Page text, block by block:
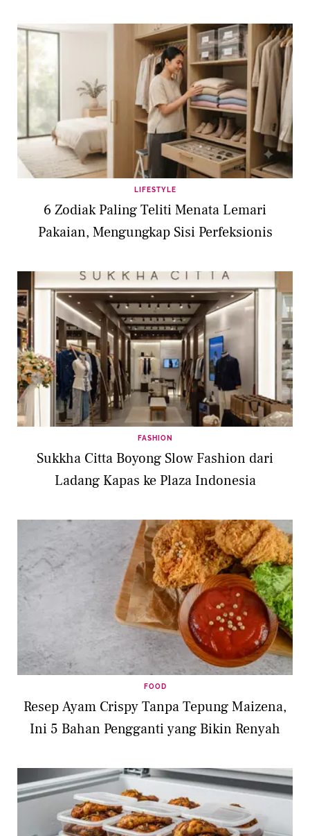
LIFESTYLE
6 Zodiak Paling Teliti Menata Lemari
Pakaian, Mengungkap Sisi Perfeksionis
FASHION
Sukkha Citta Boyong Slow Fashion dari
Ladang Kapas ke Plaza Indonesia
FOOD
Resep Ayam Crispy Tanpa Tepung Maizena,
Ini 5 Bahan Pengganti yang Bikin Renyah